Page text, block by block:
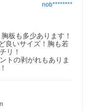
nob********
板も多少あります！
良いサイズ！胸も若
リ！
トの剥がれもありま